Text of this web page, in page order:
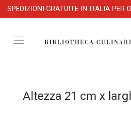
Altezza 21 cm x